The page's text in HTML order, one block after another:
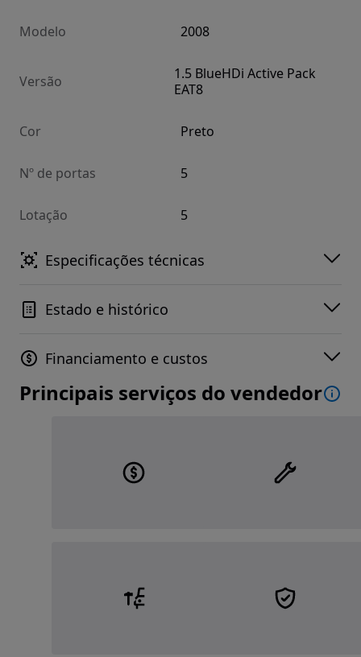
Modelo 2008
Versão
1.5 BlueHDi Active Pack
EAT8
Cor Preto
Nº de portas 5
Lotação 5
Especificações técnicas
Estado e histórico
Financiamento e custos
Principais serviços do vendedor